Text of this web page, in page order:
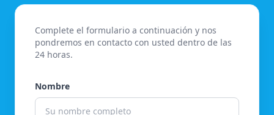
Complete el formulario a continuación y nos
pondremos en contacto con usted dentro de las
24 horas.
Nombre